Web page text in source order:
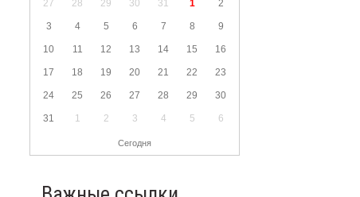
27 28 29 30 31 1 2
3 4 5 6 7 8 9
10 11 12 13 14 15 16
17 18 19 20 21 22 23
24 25 26 27 28 29 30
31 1 2 3 4 5 6
Сегодня